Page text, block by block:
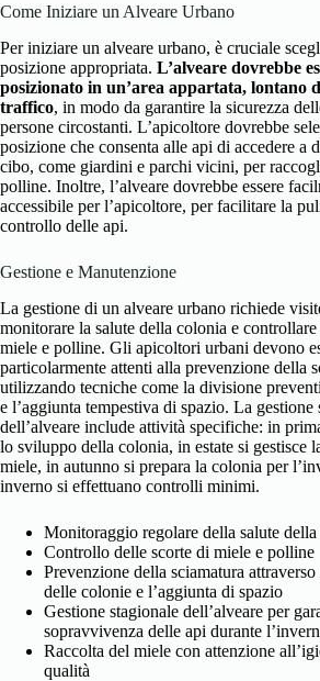
Come Iniziare un Alveare Urbano
Per iniziare un alveare urbano, è cruciale
posizione appropriata. L’alveare dovrebbe
posizionato in un’area appartata, lontano
traffico, in modo da garantire la sicurezza
persone circostanti. L’apicoltore dovrebbe
posizione che consenta alle api di accedere a
cibo, come giardini e parchi vicini, per
polline. Inoltre, l’alveare dovrebbe essere
accessibile per l’apicoltore, per facilitare la
controllo delle api.
Gestione e Manutenzione
La gestione di un alveare urbano richiede
monitorare la salute della colonia e
miele e polline. Gli apicoltori urbani devono
particolarmente attenti alla prevenzione della
utilizzando tecniche come la divisione
e l’aggiunta tempestiva di spazio. La gestione
dell’alveare include attività specifiche: in
lo sviluppo della colonia, in estate si gestisce
miele, in autunno si prepara la colonia per
inverno si effettuano controlli minimi.
Monitoraggio regolare della salute
Controllo delle scorte di miele e polline
Prevenzione della sciamatura
delle colonie e l’aggiunta di spazio
Gestione stagionale dell’alveare per
sopravvivenza delle api durante
Raccolta del miele con attenzione
qualità